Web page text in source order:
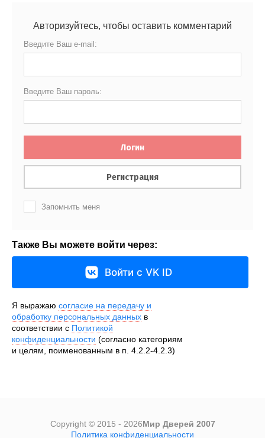
Авторизуйтесь, чтобы оставить комментарий
Введите Ваш e-mail:
Введите Ваш пароль:
Логин
Регистрация
Запомнить меня
Также Вы можете войти через:
Войти с VK ID
Я выражаю согласие на передачу и
обработку персональных данных в
соответствии с Политикой
конфиденциальности (согласно категориям
и целям, поименованным в п. 4.2.2-4.2.3)
Copyright © 2015 - 2026Мир Дверей 2007
Политика конфиденциальности